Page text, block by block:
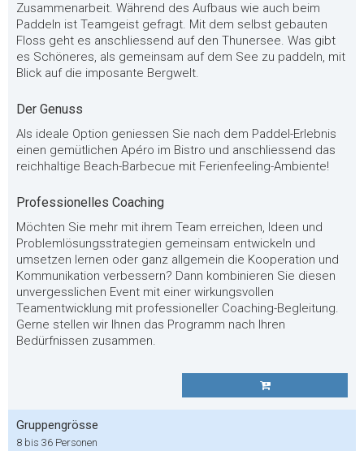
Zusammenarbeit. Während des Aufbaus wie auch beim
Paddeln ist Teamgeist gefragt. Mit dem selbst gebauten
Floss geht es anschliessend auf den Thunersee. Was gibt
es Schöneres, als gemeinsam auf dem See zu paddeln, mit
Blick auf die imposante Bergwelt.
Der Genuss
Als ideale Option geniessen Sie nach dem Paddel-Erlebnis
einen gemütlichen Apéro im Bistro und anschliessend das
reichhaltige Beach-Barbecue mit Ferienfeeling-Ambiente!
Professionelles Coaching
Möchten Sie mehr mit ihrem Team erreichen, Ideen und
Problemlösungsstrategien gemeinsam entwickeln und
umsetzen lernen oder ganz allgemein die Kooperation und
Kommunikation verbessern? Dann kombinieren Sie diesen
unvergesslichen Event mit einer wirkungsvollen
Teamentwicklung mit professioneller Coaching-Begleitung.
Gerne stellen wir Ihnen das Programm nach Ihren
Bedürfnissen zusammen.
Gruppengrösse
8 bis 36 Personen